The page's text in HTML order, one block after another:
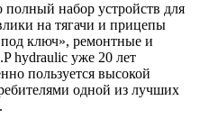
набор устройств для
на тягачи и прицепы
ключ», ремонтные и
hydraulic уже 20 лет
пользуется высокой
одной из лучших